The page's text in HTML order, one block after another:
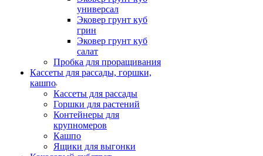
универсал
Эковер грунт куб
грин
Эковер грунт куб
салат
Пробка для проращивания
Кассеты для рассады, горшки,
кашпо
Кассеты для рассады
Горшки для растений
Контейнеры для
крупномеров
Кашпо
Ящики для выгонки